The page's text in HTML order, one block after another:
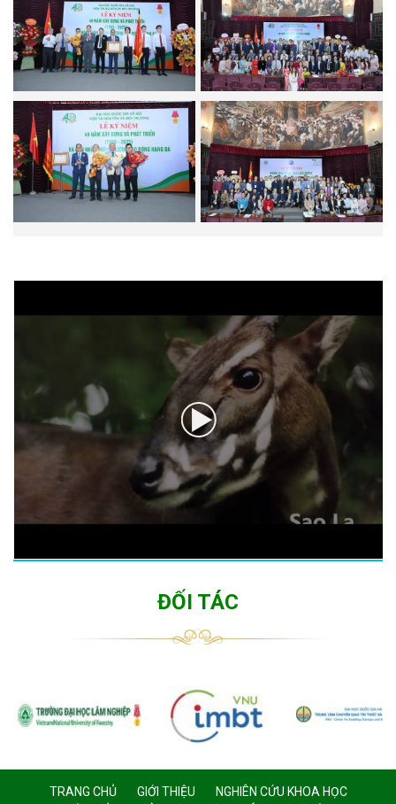
ĐỐI TÁC
TRANG CHỦ GIỚI THIỆU
NGHIÊN CỨU KHOA HỌC